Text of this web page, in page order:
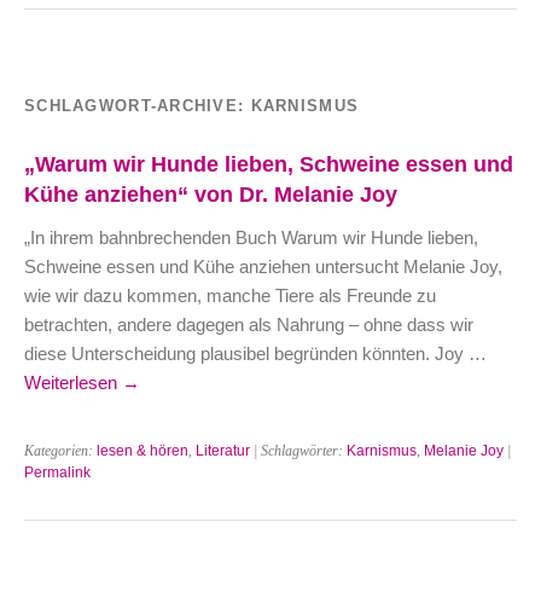
SCHLAGWORT-ARCHIVE: KARNISMUS
„Warum wir Hunde lieben, Schweine essen und
Kühe anziehen“ von Dr. Melanie Joy
„In ihrem bahnbrechenden Buch Warum wir Hunde lieben,
Schweine essen und Kühe anziehen untersucht Melanie Joy,
wie wir dazu kommen, manche Tiere als Freunde zu
betrachten, andere dagegen als Nahrung – ohne dass wir
diese Unterscheidung plausibel begründen könnten. Joy …
Weiterlesen →
Kategorien: lesen & hören, Literatur | Schlagwörter: Karnismus, Melanie Joy
Permalink